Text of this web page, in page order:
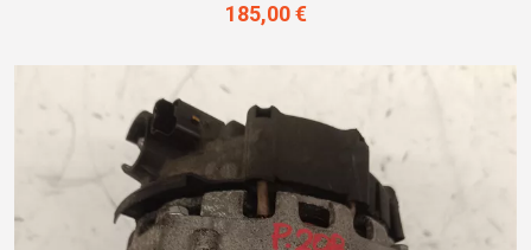
185,00 €